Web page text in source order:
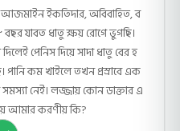
ইকতিদার, অবিবাহিত, ব
যাবত ধাতু ক্ষয় রোগে ভুগছি।
পেনিস দিয়ে সাদা ধাতু বের হ
কম খাইলে তখন প্রস্রাবে এক
নেই। লজ্জায় কোন ডাক্তার এ
আমার করণীয় কি?